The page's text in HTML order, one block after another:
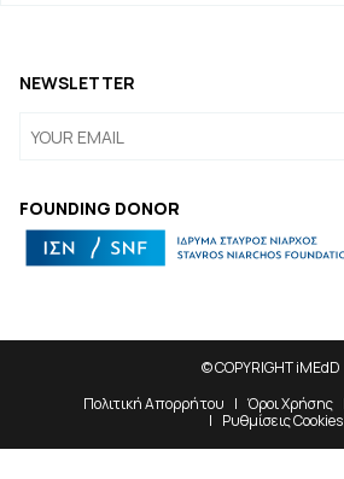
FOUNDING DONOR
NEWSLETTER
© COPYRIGHT iMEdD
Πολιτική Απορρήτου
Όροι Χρήσης
Ρυθμίσεις Cookies